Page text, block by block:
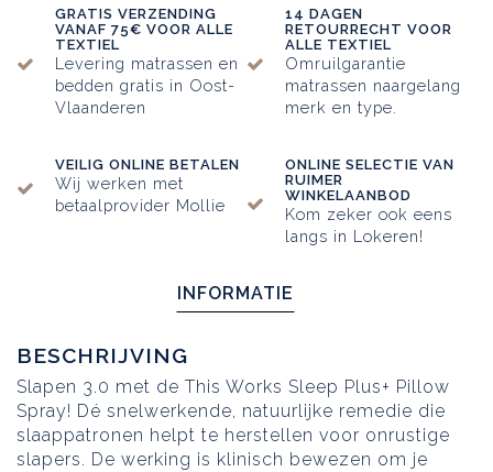
GRATIS VERZENDING
VANAF 75€ VOOR ALLE
TEXTIEL
Levering matrassen en
bedden gratis in Oost-
Vlaanderen
14 DAGEN
RETOURRECHT VOOR
ALLE TEXTIEL
Omruilgarantie
matrassen naargelang
merk en type.
VEILIG ONLINE BETALEN
Wij werken met
betaalprovider Mollie
ONLINE SELECTIE VAN
RUIMER
WINKELAANBOD
Kom zeker ook eens
langs in Lokeren!
INFORMATIE
BESCHRIJVING
Slapen 3.0 met de This Works Sleep Plus+ Pillow
Spray! Dé snelwerkende, natuurlijke remedie die
slaappatronen helpt te herstellen voor onrustige
slapers. De werking is klinisch bewezen om je